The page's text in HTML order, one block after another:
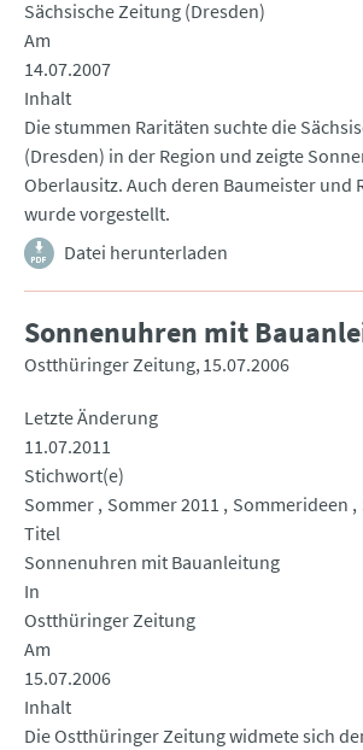
Sächsische Zeitung (Dresden)
Am
14.07.2007
Inhalt
Die stummen Raritäten suchte die
(Dresden) in der Region und zeigte
Oberlausitz. Auch deren Baumeister und
wurde vorgestellt.
Datei herunterladen
Sonnenuhren mit
Ostthüringer Zeitung 15.07.2006
Letzte Änderung
11.07.2011
Stichwort(e)
Sommer Sommer 2011 Sommerideen
Titel
Sonnenuhren mit Bauanleitung
In
Ostthüringer Zeitung
Am
15.07.2006
Inhalt
Die Ostthüringer Zeitung widmete sich